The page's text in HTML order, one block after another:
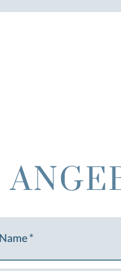
Name